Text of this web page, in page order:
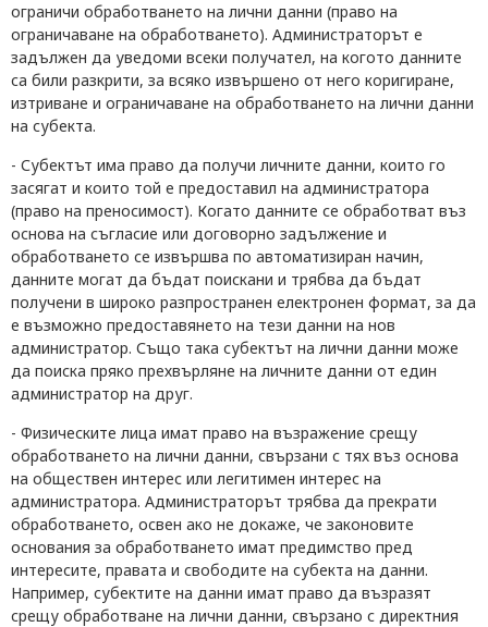
ограничи обработването на лични данни (право на
ограничаване на обработването). Администраторът е
задължен да уведоми всеки получател, на когото данните
са били разкрити, за всяко извършено от него коригиране,
изтриване и ограничаване на обработването на лични данни
на субекта.
- Субектът има право да получи личните данни, които го
засягат и които той е предоставил на администратора
(право на преносимост). Когато данните се обработват въз
основа на съгласие или договорно задължение и
обработването се извършва по автоматизиран начин,
данните могат да бъдат поискани и трябва да бъдат
получени в широко разпространен електронен формат, за да
е възможно предоставянето на тези данни на нов
администратор. Също така субектът на лични данни може
да поиска пряко прехвърляне на личните данни от един
администратор на друг.
- Физическите лица имат право на възражение срещу
обработването на лични данни, свързани с тях въз основа
на обществен интерес или легитимен интерес на
администратора. Администраторът трябва да прекрати
обработването, освен ако не докаже, че законовите
основания за обработването имат предимство пред
интересите, правата и свободите на субекта на данни.
Например, субектите на данни имат право да възразят
срещу обработване на лични данни, свързано с директния